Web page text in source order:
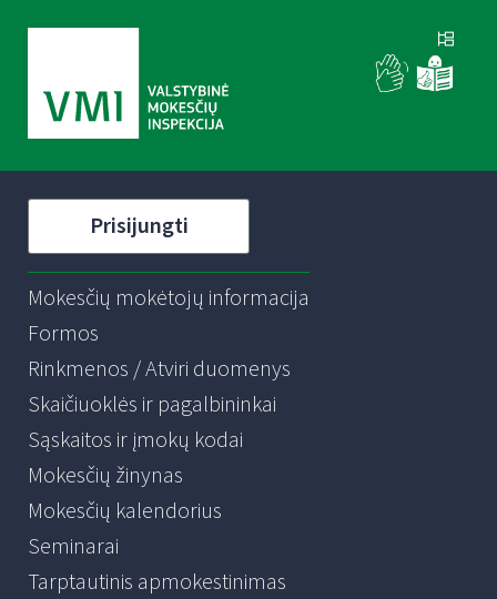
Prisijungti
Mokesčių mokėtojų informacija
Formos
Rinkmenos / Atviri duomenys
Skaičiuoklės ir pagalbininkai
Sąskaitos ir įmokų kodai
Mokesčių žinynas
Mokesčių kalendorius
Seminarai
Tarptautinis apmokestinimas